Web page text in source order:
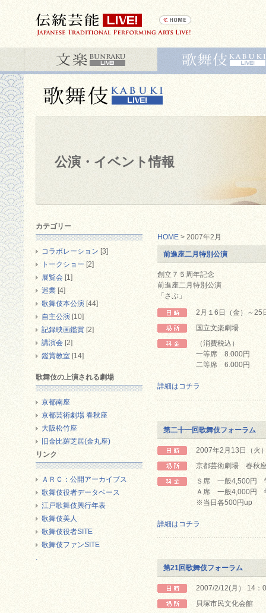
公演・イベント情報
HOME > 2007年2月
前進座二月特別公演
創立７５周年記念
前進座二月特別公演
「さぶ」
2月１6日（金）～25
国立文楽劇場
（消費税込）
一等席 8.000円
二等席 6.000円
詳細はコチラ
第二十一回歌舞伎フォーラム
2007年2月13日（火
京都芸術劇場 春秋
Ｓ席 一般4,500円
Ａ席 一般4,000円
※当日各500円up
詳細はコチラ
第21回歌舞伎フォーラム
2007/2/12(月） 14：
貝塚市民文化会館
カテゴリー
コラボレーション [3]
トークショー [2]
展覧会 [1]
巡業 [4]
歌舞伎本公演 [44]
自主公演 [10]
記録映画鑑賞 [2]
講演会 [2]
鑑賞教室 [14]
歌舞伎の上演される劇場
京都南座
京都芸術劇場 春秋座
大阪松竹座
旧金比羅芝居(金丸座)
リンク
ＡＲＣ：公開アーカイブス
歌舞伎役者データベース
江戸歌舞伎興行年表
歌舞伎美人
歌舞伎役者SITE
歌舞伎ファンSITE
.